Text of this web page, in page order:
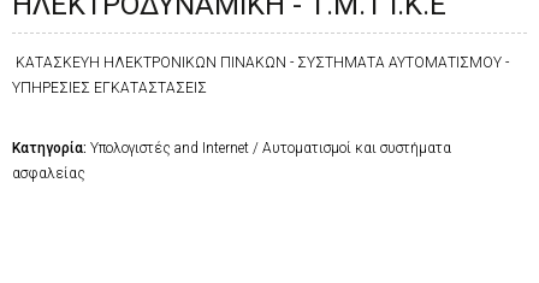
ΚΑΤΑΣΚΕΥΗ ΗΛΕΚΤΡΟΝΙΚΩΝ ΠΙΝΑΚΩΝ - ΣΥΣΤΗΜΑΤΑ ΑΥΤΟΜΑΤΙΣΜΟΥ -
ΥΠΗΡΕΣΙΕΣ ΕΓΚΑΤΑΣΤΑΣΕΙΣ
Κατηγορία: Υπολογιστές and Internet / Αυτοματισμοί και συστήματα
ασφαλείας